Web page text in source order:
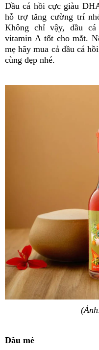
Dầu cá hồi cực giàu
hỗ trợ tăng cường trí
Không chỉ vậy, dầu
vitamin A tốt cho mắt.
mẹ hãy mua cả dầu cá
cùng đẹp nhé.
Dầu mè